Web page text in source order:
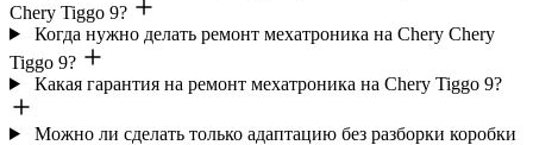
Chery Tiggo 9?
Когда нужно делать ремонт мехатроника на Chery Chery
Tiggo 9?
Какая гарантия на ремонт мехатроника на Chery Tiggo 9?
Можно ли сделать только адаптацию без разборки коробки